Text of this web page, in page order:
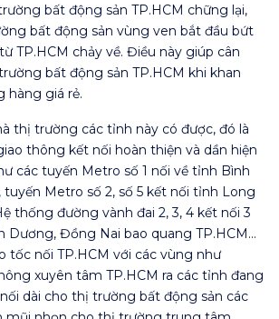
bất động sản TP.HCM chững lại,
bất động sản vùng ven bắt đầu bứt
TP.HCM chảy về. Điều này giúp cân
bất động sản TP.HCM khi khan
hàng giá rẻ.
thị trường các tỉnh này có được, đó là
thông kết nối hoàn thiện và dần hiện
các tuyến Metro số 1 nối về tỉnh Bình
Metro số 2, số 5 kết nối tỉnh Long
thống đường vành đai 2, 3, 4 kết nối 3
Dương, Đồng Nai bao quang TP.HCM…
tốc nối TP.HCM với các vùng như
xuyên tâm TP.HCM ra các tỉnh đang
dài cho thị trường bất động sản các